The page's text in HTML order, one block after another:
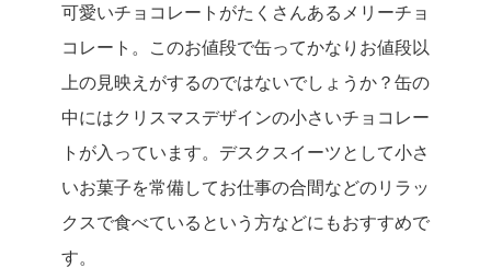
可愛いチョコレートがたくさんあるメリーチョ
コレート。このお値段で缶ってかなりお値段以
上の見映えがするのではないでしょうか？缶の
中にはクリスマスデザインの小さいチョコレー
トが入っています。デスクスイーツとして小さ
いお菓子を常備してお仕事の合間などのリラッ
クスで食べているという方などにもおすすめで
す。